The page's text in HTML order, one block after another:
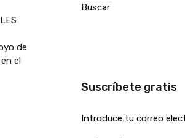
de
el
Buscar
Suscríbete gratis
Introduce tu correo